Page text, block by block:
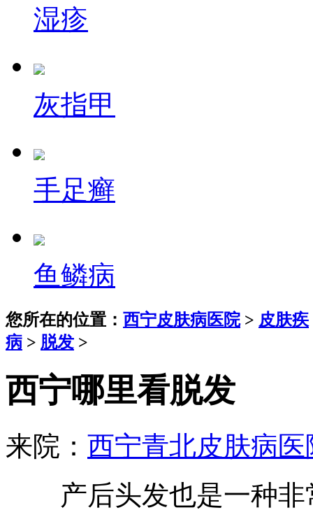
湿疹
灰指甲
手足癣
鱼鳞病
您所在的位置： 西宁皮肤病医院> 皮肤疾
病 > 脱发 >
西宁哪里看脱发
来院： 西宁青北皮肤病医
产后头发也是一种非